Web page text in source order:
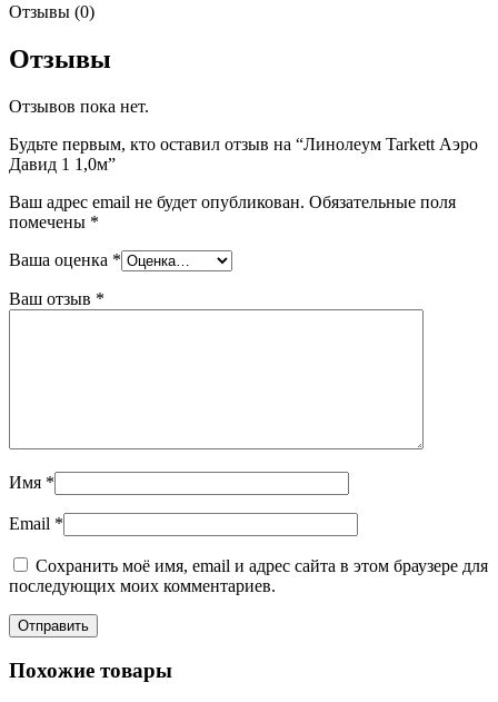
Отзывы (0)
Отзывы
Отзывов пока нет.
Будьте первым, кто оставил отзыв на “Линолеум Tarkett Аэро
Давид 1 1,0м”
Ваш адрес email не будет опубликован. Обязательные поля
помечены *
Ваша оценка *
Ваш отзыв *
Имя *
Email *
Сохранить моё имя, email и адрес сайта в этом браузере для
последующих моих комментариев.
Похожие товары